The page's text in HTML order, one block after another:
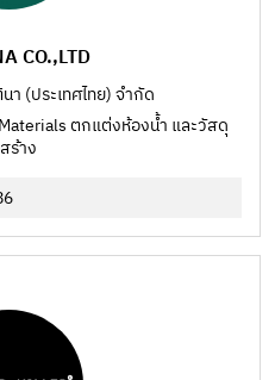
CO.,LTD
(ประเทศไทย) จำกัด
ตกแต่งห้องน้ำ และวัสดุ
ร้าง